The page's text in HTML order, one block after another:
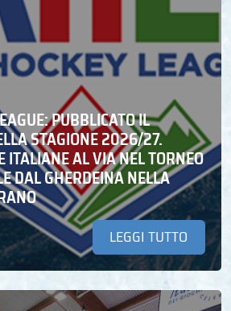
PUBBLICATO IL
STAGIONE 2026/27.
ITALIANE AL VIA NEL TORNEO
DAL GHERDEINA NELLA
LEGGI TUTTO